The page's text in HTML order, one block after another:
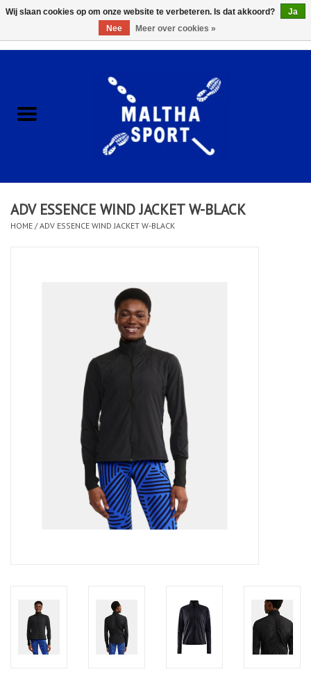
ACCESSOIRES/HARDWARE
KLEDING
CLUBSHOPS
ADV ESSENCE WIND JACKET W-BLACK
HOME /ADV ESSENCE WIND JACKET W-BLACK
Wij slaan cookies op om onze website te verbeteren. Is dat akkoord?
Ja
Nee
Meer over cookies »